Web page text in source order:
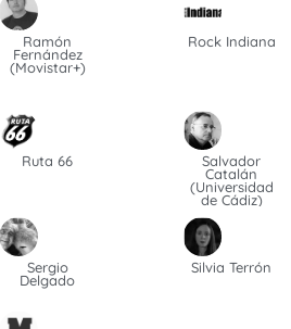
Ramón
Fernández
(Movistar+)
Rock Indiana
Ruta 66 Salvador
Catalán
(Universidad
de Cádiz)
Sergio
Delgado
Silvia Terrón